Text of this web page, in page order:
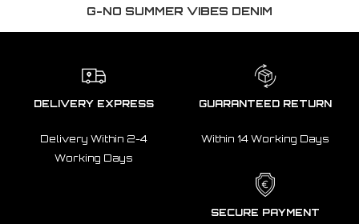
G-NO SUMMER VIBES DENIM
DELIVERY EXPRESS
Delivery Within 2-4
Working Days
GUARANTEED RETURN
Within 14 Working Days
SECURE PAYMENT